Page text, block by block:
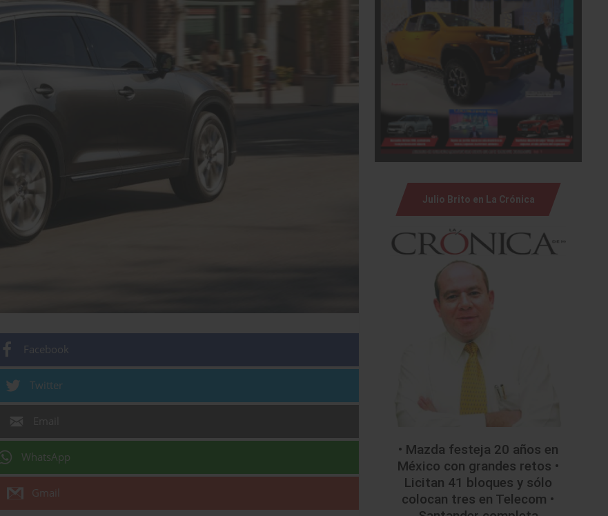
Facebook
Twitter
WhatsApp
Gmail
Julio Brito en La Crónica
• Mazda festeja 20 años en
México con grandes retos •
Licitan 41 bloques y sólo
colocan tres en Telecom •